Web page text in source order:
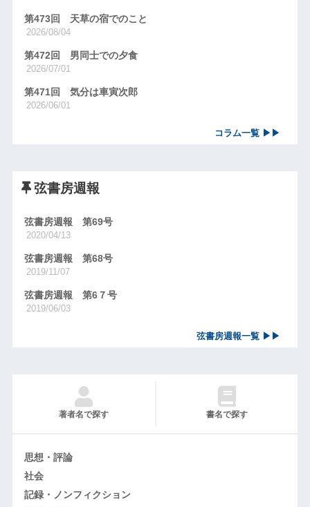
第473回 天草の宿でのこと
2026/08/04
第472回 男同士での夕食
2026/07/01
第471回 気分は車寅次郎
2026/06/01
コラム一覧 ▶▶
弦書房週報
弦書房週報 第69号
2020/04/13
弦書房週報 第68号
2019/11/07
弦書房週報 第6７号
2019/06/03
弦書房週報一覧 ▶▶
著者名で探す 書名で探す
思想・評論
社会
記録・ノンフィクション